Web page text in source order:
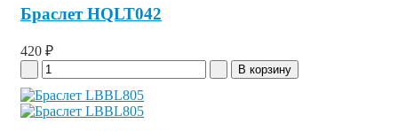
Браслет HQLT042
420 ₽